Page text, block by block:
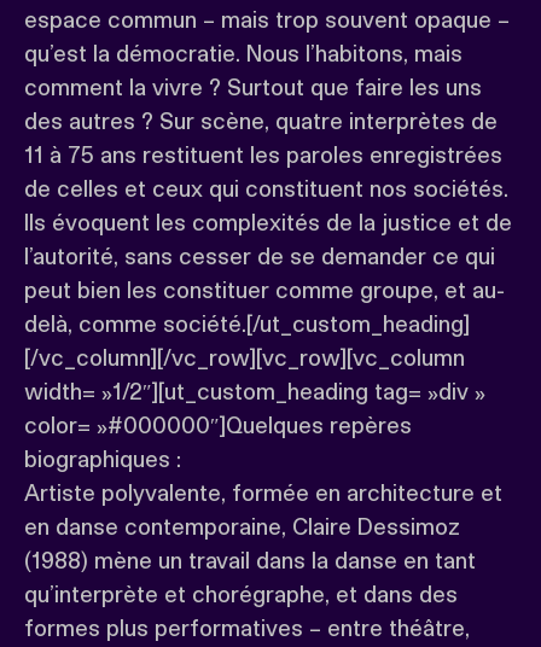
espace commun – mais trop souvent opaque –
qu’est la démocratie. Nous l’habitons, mais
comment la vivre ? Surtout que faire les uns
des autres ? Sur scène, quatre interprètes de
11 à 75 ans restituent les paroles enregistrées
de celles et ceux qui constituent nos sociétés.
Ils évoquent les complexités de la justice et de
l’autorité, sans cesser de se demander ce qui
peut bien les constituer comme groupe, et au-
delà, comme société.[/ut_custom_heading]
[/vc_column][/vc_row][vc_row][vc_column
width= »1/2″][ut_custom_heading tag= »div »
color= »#000000″]Quelques repères
biographiques :
Artiste polyvalente, formée en architecture et
en danse contemporaine, Claire Dessimoz
(1988) mène un travail dans la danse en tant
qu’interprète et chorégraphe, et dans des
formes plus performatives – entre théâtre,